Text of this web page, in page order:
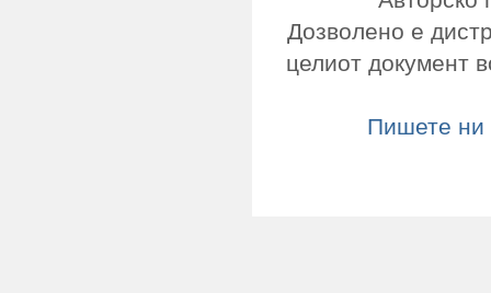
Дозволено е
целиот документ
Пишете ни